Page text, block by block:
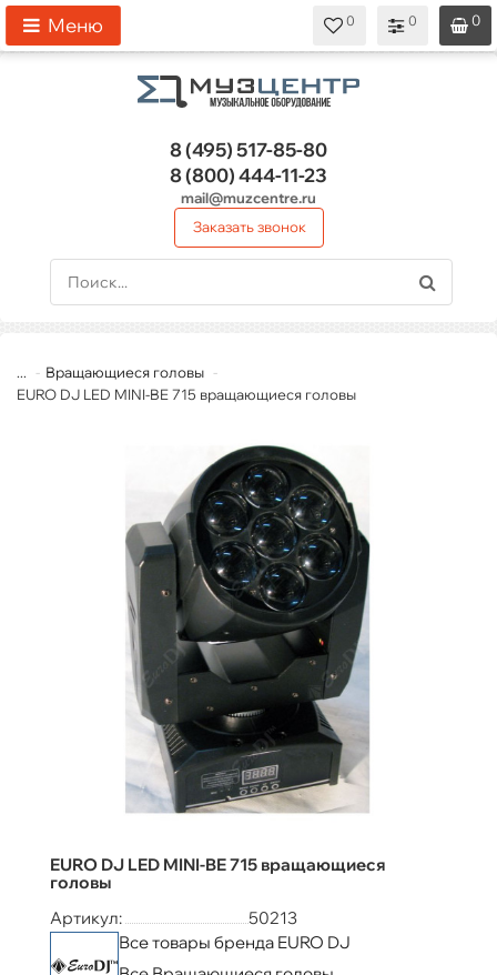
0
0
0
Меню
8 (495)517-85-80
8 (800)444-11-23
mail@muzcentre.ru
Заказать звонок
...
Вращающиеся головы
EURO DJ LED MINI-BE 715 вращающиеся головы
EURO DJ LED MINI-BE 715 вращающиеся
головы
Артикул:
50213
Все товары бренда EURO DJ